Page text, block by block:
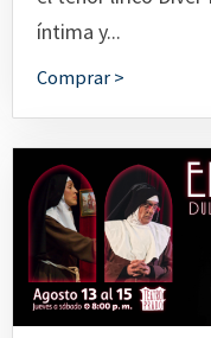
íntima y...
Comprar >